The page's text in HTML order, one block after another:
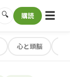
🔍 購読 ☰
心と頭脳